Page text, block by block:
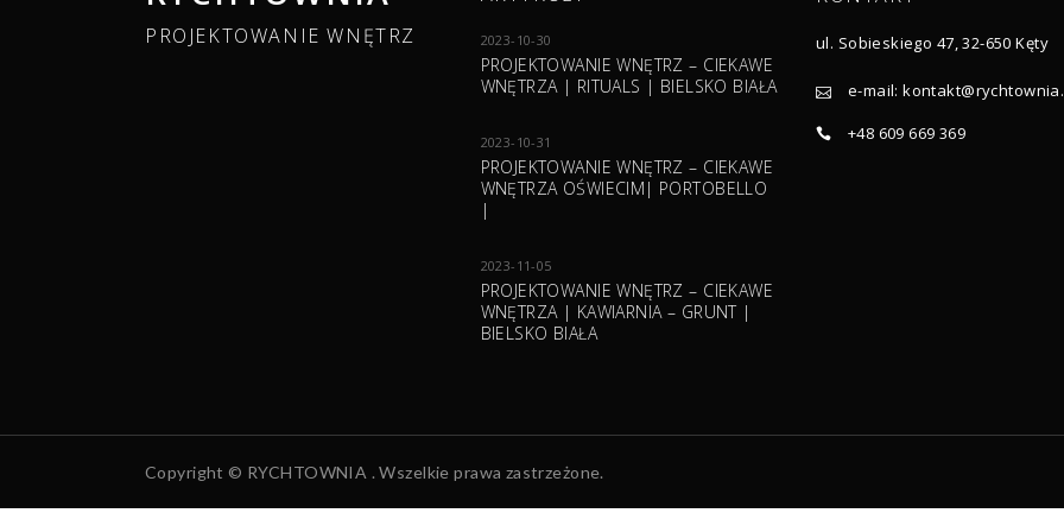
PROJEKTOWANIE WNĘTRZ 2023-10-30
PROJEKTOWANIE WNĘTRZ – CIEKAWE
WNĘTRZA | RITUALS | BIELSKO BIAŁA
2023-10-31
PROJEKTOWANIE WNĘTRZ – CIEKAWE
WNĘTRZA OŚWIECIM| PORTOBELLO
|
2023-11-05
PROJEKTOWANIE WNĘTRZ – CIEKAWE
WNĘTRZA | KAWIARNIA – GRUNT |
BIELSKO BIAŁA
ul. Sobieskiego 47, 32-650 Kęty
e-mail:
+48 609 669 369
Copyright © RYCHTOWNIA . Wszelkie prawa zastrzeżone.